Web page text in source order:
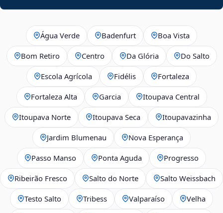
Água Verde Badenfurt Boa Vista
Bom Retiro Centro Da Glória Do Salto
Escola Agrícola Fidélis Fortaleza
Fortaleza Alta Garcia Itoupava Central
Itoupava Norte Itoupava Seca Itoupavazinha
Jardim Blumenau Nova Esperança
Passo Manso Ponta Aguda Progresso
Ribeirão Fresco Salto do Norte Salto Weissbach
Testo Salto Tribess Valparaíso Velha